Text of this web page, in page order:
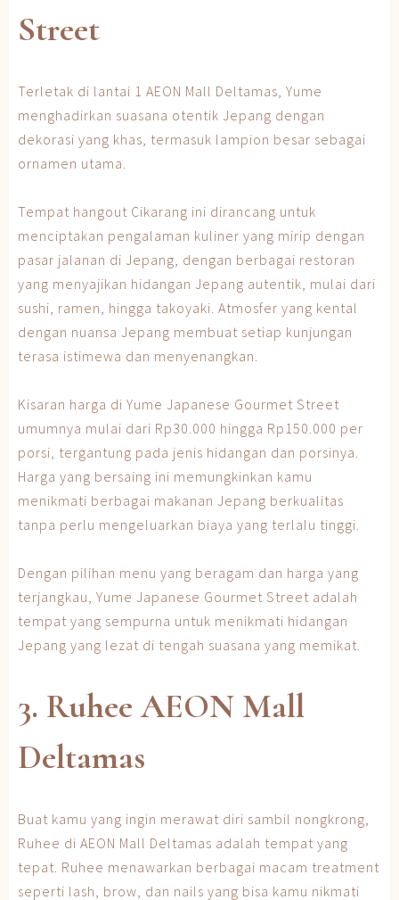
Street
Terletak di lantai 1 AEON Mall Deltamas, Yume
menghadirkan suasana otentik Jepang dengan
dekorasi yang khas, termasuk lampion besar sebagai
ornamen utama.
Tempat hangout Cikarang ini dirancang untuk
menciptakan pengalaman kuliner yang mirip dengan
pasar jalanan di Jepang, dengan berbagai restoran
yang menyajikan hidangan Jepang autentik, mulai dari
sushi, ramen, hingga takoyaki. Atmosfer yang kental
dengan nuansa Jepang membuat setiap kunjungan
terasa istimewa dan menyenangkan.
Kisaran harga di Yume Japanese Gourmet Street
umumnya mulai dari Rp30.000 hingga Rp150.000 per
porsi, tergantung pada jenis hidangan dan porsinya.
Harga yang bersaing ini memungkinkan kamu
menikmati berbagai makanan Jepang berkualitas
tanpa perlu mengeluarkan biaya yang terlalu tinggi.
Dengan pilihan menu yang beragam dan harga yang
terjangkau, Yume Japanese Gourmet Street adalah
tempat yang sempurna untuk menikmati hidangan
Jepang yang lezat di tengah suasana yang memikat.
3. Ruhee AEON Mall
Deltamas
Buat kamu yang ingin merawat diri sambil nongkrong,
Ruhee di AEON Mall Deltamas adalah tempat yang
tepat. Ruhee menawarkan berbagai macam treatment
seperti lash, brow, dan nails yang bisa kamu nikmati